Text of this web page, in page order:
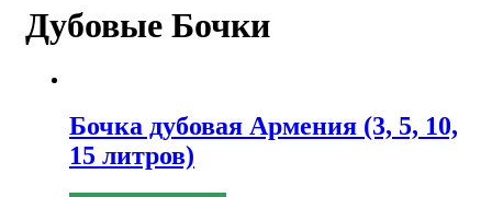
Дубовые Бочки
Бочка дубовая Армения (3, 5, 10,
15 литров)